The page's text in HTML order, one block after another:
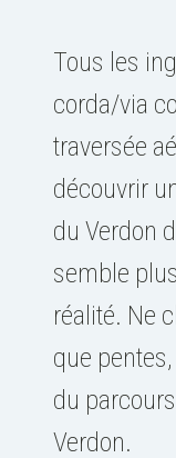
Tous les
corda/via
traversée
découvrir
du Verdon
semble
réalité. Ne
que
du
Verdon.